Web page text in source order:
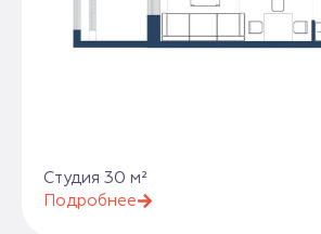
Студия 30 м²
Подробнее